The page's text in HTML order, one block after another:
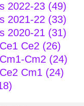
2022-23 (49)
2021-22 (33)
2020-21 (31)
Ce2 (26)
Cm2 (24)
Cm1 (24)